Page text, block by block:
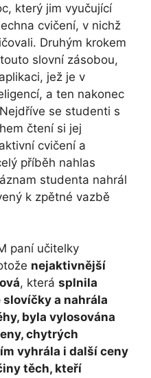
který jim vyučující
cvičení, v nichž
Druhým krokem
slovní zásobou,
jež je v
a ten nakonec
se studenti s
čtení si jej
cvičení a
příběh nahlas
studenta nahrál
k zpětné vazbě
paní učitelky
nejaktivnější
, která splnila
a nahrála
byla vylosována
chytrých
vyhrála i další ceny
těch, kteří